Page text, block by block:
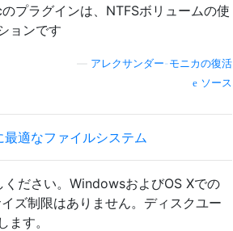
プラグインは、NTFSボリュームの使
ョンです
アレクサンダー-モニカの復活
ソース
適なファイルシステム
ください。WindowsおよびOS Xでの
ズ制限はありません。ディスクユー
す。